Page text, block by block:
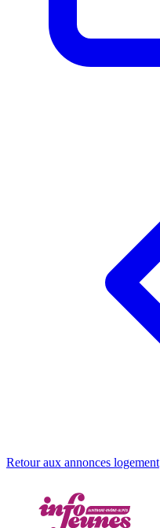
Retour aux annonces logement